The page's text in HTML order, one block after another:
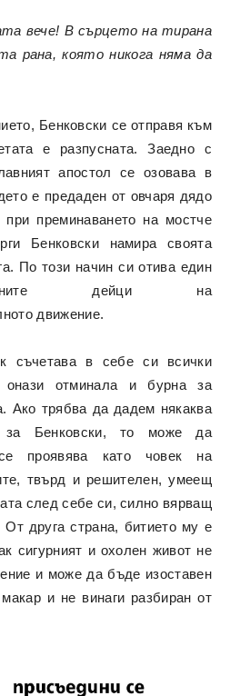
вече! В сърцето на тирана
рана, която никога няма да
Бенковски се отправя към
е разпусната. Заедно с
апостол се озовава в
е предаден от овчаря дядо
преминаването на мостче
Бенковски намира своята
По този начин си отива един
дейци на
движение.
съчетава в себе си всички
онази отминала и бурна за
Ако трябва да дадем някаква
за Бенковски, то може да
проявява като човек на
твърд и решителен, умеещ
след себе си, силно вярващ
друга страна, битието му е
сигурният и охолен живот не
и може да бъде изоставен
и не винаги разбиран от